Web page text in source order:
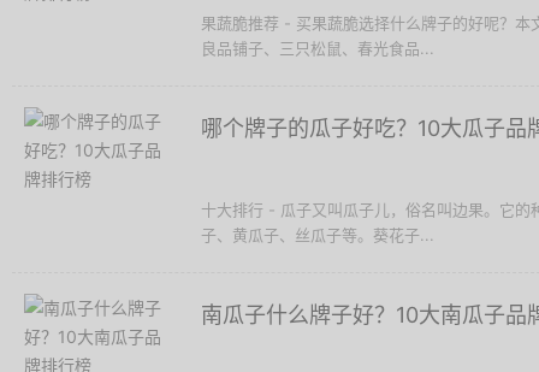
果蔬脆推荐 - 买果蔬脆选择什么牌子的好呢？
良品铺子、三只松鼠、春光食品...
哪个牌子的瓜子好吃？10大瓜子品
十大排行 - 瓜子又叫瓜子儿，俗名叫边果。它
子、黄瓜子、丝瓜子等。葵花子...
南瓜子什么牌子好？10大南瓜子品